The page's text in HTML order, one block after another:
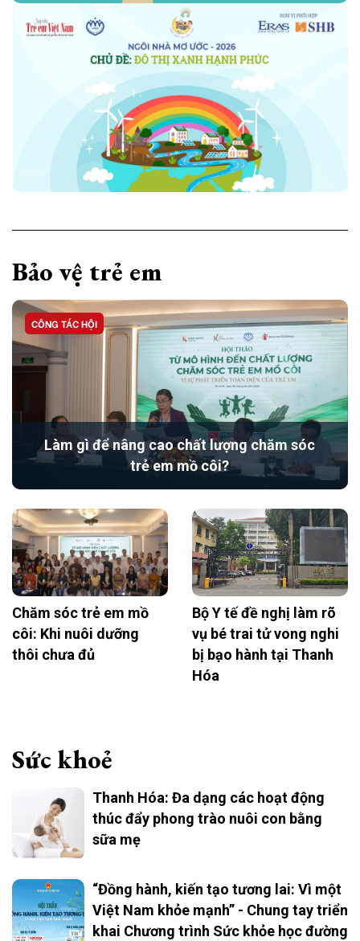
Bảo vệ trẻ em
CÔNG TÁC HỘI
Làm gì để nâng cao chất lượng chăm sóc
trẻ em mồ côi?
Chăm sóc trẻ em mồ
côi: Khi nuôi dưỡng
thôi chưa đủ
Bộ Y tế đề nghị làm rõ
vụ bé trai tử vong nghi
bị bạo hành tại Thanh
Hóa
Sức khoẻ
Thanh Hóa: Đa dạng các hoạt động
thúc đẩy phong trào nuôi con bằng
sữa mẹ
“Đồng hành, kiến tạo tương lai: Vì một
Việt Nam khỏe mạnh” - Chung tay triển
khai Chương trình Sức khỏe học đường